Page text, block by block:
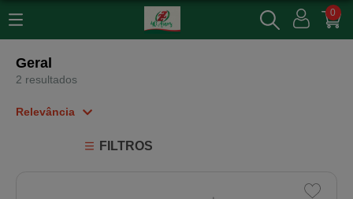
0
Geral
2 resultados
Relevância
FILTROS